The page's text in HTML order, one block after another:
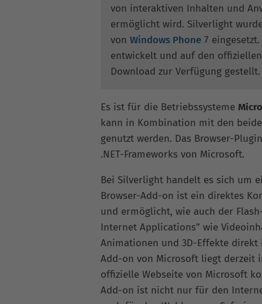
von interaktiven Inhalten und
ermöglicht wird. Silverlight
von Windows Phone 7
entwickelt und auf den
Download zur Verfügung gestellt.
Es ist für die Betriebssysteme
kann in Kombination mit den
genutzt werden. Das Browser-
.NET-Frameworks von Microsoft.
Bei Silverlight handelt es sich um
Browser-Add-on ist ein direktes
und ermöglicht, wie auch der
Internet Applications” wie
Animationen und 3D-Effekte direkt
Add-on von Microsoft liegt derzeit
offizielle Webseite von Microsoft
Add-on ist nicht nur für den